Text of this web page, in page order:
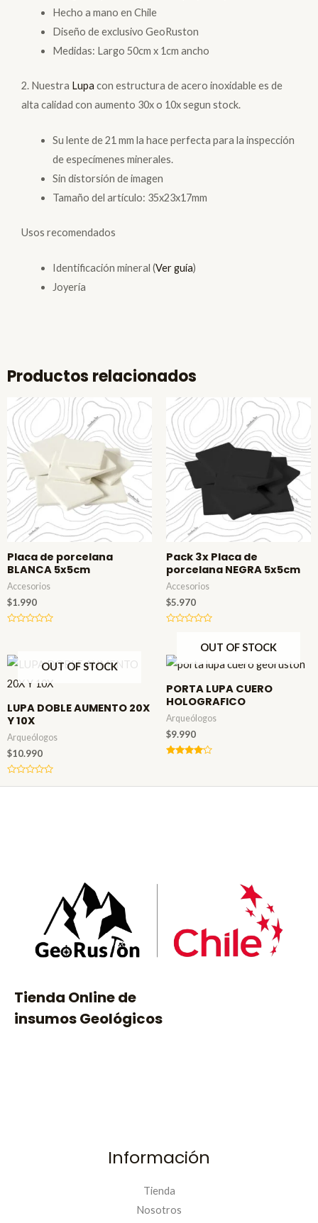
Hecho a mano en Chile
Diseño de exclusivo GeoRuston
Medidas: Largo 50cm x 1cm ancho
2. Nuestra Lupa con estructura de acero inoxidable es de
alta calidad con aumento 30x o 10x segun stock.
Su lente de 21 mm la hace perfecta para la inspección
de especímenes minerales.
Sin distorsión de imagen
Tamaño del artículo: 35x23x17mm
Usos recomendados
Identificación mineral (Ver guía)
Joyería
Productos relacionados
Placa de porcelana
BLANCA 5x5cm
Accesorios
$1.990
de
5
Pack 3x Placa de
porcelana NEGRA 5x5cm
Accesorios
$5.970
de
5
OUT OF STOCK
LUPA DOBLE AUMENTO 20X
Y 10X
Arqueólogos
$10.990
OUT OF STOCK
PORTA LUPA CUERO
HOLOGRAFICO
Arqueólogos
$9.990
de 5
Tienda Online de
insumos Geológicos
Información
Tienda
Nosotros